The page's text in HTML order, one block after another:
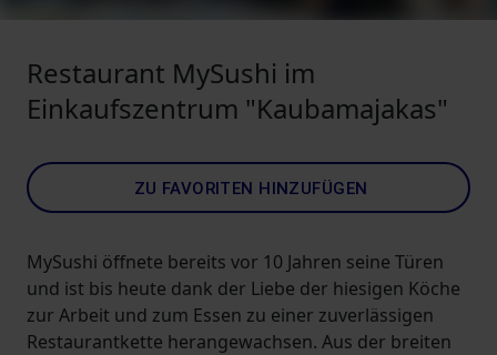
Restaurant MySushi im
Einkaufszentrum "Kaubamajakas"
ZU FAVORITEN HINZUFÜGEN
MySushi öffnete bereits vor 10 Jahren seine Türen
und ist bis heute dank der Liebe der hiesigen Köche
zur Arbeit und zum Essen zu einer zuverlässigen
Restaurantkette herangewachsen. Aus der breiten